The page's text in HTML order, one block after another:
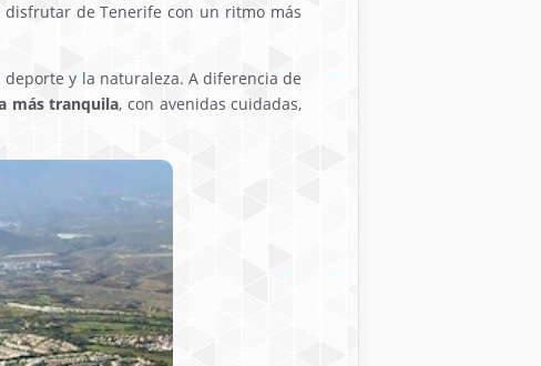
de Tenerife con un ritmo más
y la naturaleza. A diferencia de
más tranquila, con avenidas cuidadas,